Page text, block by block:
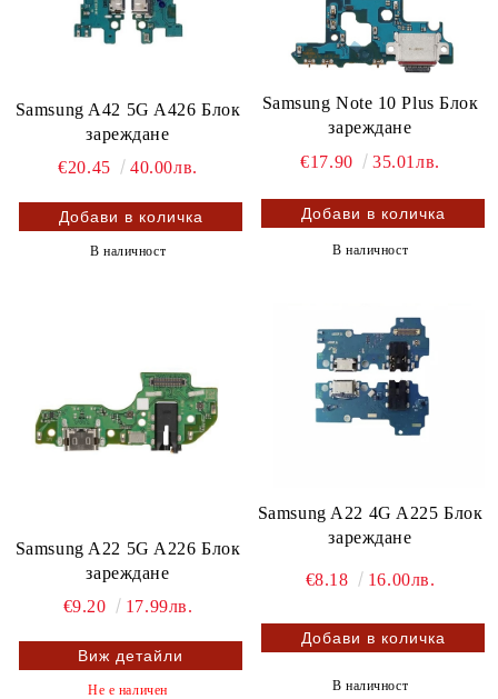
Samsung A42 5G A426 Блок
зареждане
€20.45
40.00лв.
В наличност
Samsung Note 10 Plus Блок
зареждане
€17.90
35.01лв.
В наличност
Samsung A22 5G A226 Блок
зареждане
€9.20
17.99лв.
Виж детайли
Не е наличен
Samsung A22 4G A225 Блок
зареждане
€8.18 16.00лв.
В наличност